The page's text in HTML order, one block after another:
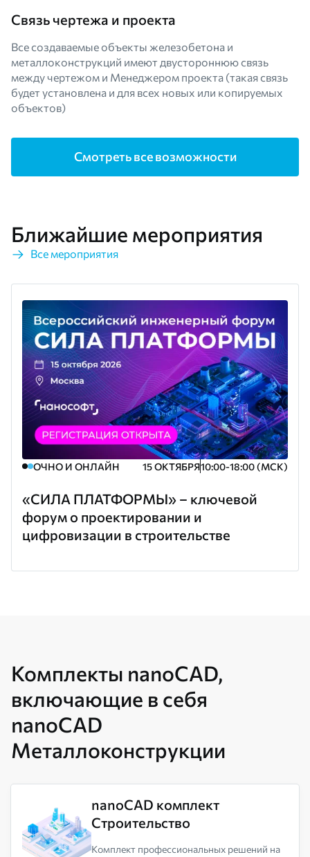
Связь чертежа и проекта
Все создаваемые объекты железобетона и
металлоконструкций имеют двустороннюю связь
между чертежом и Менеджером проекта (такая связь
будет установлена и для всех новых или копируемых
объектов)
Смотреть все возможности
Ближайшие мероприятия
Все мероприятия
ОЧНО И ОНЛАЙН 15 ОКТЯБРЯ10:00-18:00 (МСК)
«СИЛА ПЛАТФОРМЫ» – ключевой
форум о проектировании и
цифровизации в строительстве
Комплекты nanoCAD,
включающие в себя
nanoCAD
Металлоконструкции
nanoCAD комплект
Строительство
Комплект профессиональных решений на